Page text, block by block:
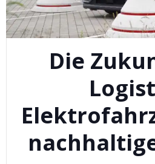
Die